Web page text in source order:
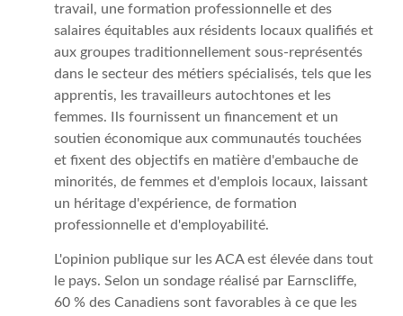
travail, une formation professionnelle et des
salaires équitables aux résidents locaux qualifiés et
aux groupes traditionnellement sous-représentés
dans le secteur des métiers spécialisés, tels que les
apprentis, les travailleurs autochtones et les
femmes. Ils fournissent un financement et un
soutien économique aux communautés touchées
et fixent des objectifs en matière d'embauche de
minorités, de femmes et d'emplois locaux, laissant
un héritage d'expérience, de formation
professionnelle et d'employabilité.
L'opinion publique sur les ACA est élevée dans tout
le pays. Selon un sondage réalisé par Earnscliffe,
60 % des Canadiens sont favorables à ce que les